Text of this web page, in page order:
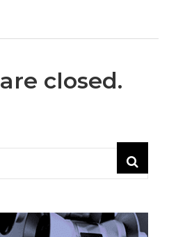
closed.